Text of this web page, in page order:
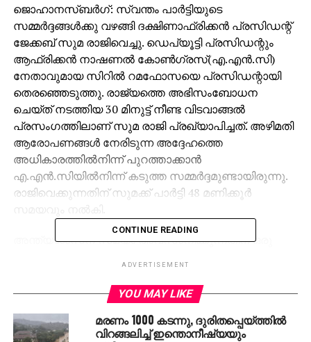
ജൊഹാനസ്ബര്‍ഗ്: സ്വന്തം പാര്‍ട്ടിയുടെ
സമ്മര്‍ദ്ദങ്ങള്‍ക്കു വഴങ്ങി ദക്ഷിണാഫ്രിക്കന്‍ പ്രസിഡന്റ്
ജേക്കബ് സുമ രാജിവെച്ചു. ഡെപ്യൂട്ടി പ്രസിഡന്റും
ആഫ്രിക്കന്‍ നാഷണല്‍ കോണ്‍ഗ്രസ്(എ.എന്‍.സി)
നേതാവുമായ സിറില്‍ റമഫോസയെ പ്രസിഡന്റായി
തെരഞ്ഞെടുത്തു. രാജ്യത്തെ അഭിസംബോധന
ചെയ്ത് നടത്തിയ 30 മിനുട്ട് നീണ്ട വിടവാങ്ങല്‍
പ്രസംഗത്തിലാണ് സുമ രാജി പ്രഖ്യാപിച്ചത്. അഴിമതി
ആരോപണങ്ങള്‍ നേരിടുന്ന അദ്ദേഹത്തെ
അധികാരത്തില്‍നിന്ന് പുറത്താക്കാന്‍
എ.എന്‍.സിയില്‍നിന്ന് കടുത്ത സമ്മര്‍ദ്ദമുണ്ടായിരുന്നു.
രാജിവെക്കുന്നതിന് സുമക്ക് പാര്‍ട്ടി 48 മണിക്കൂര്‍
അന്ത്യശാസന സമയം അവസാനിക്കുന്നതിന് ഒരു
തീരുമാനത്തോട് യോജിക്കുന്നില്ലെന്നും തന്റെ പേരില്‍
എ.എന്‍.സി പിളരാതിരിക്കാനാണ്
അധികാരമൊഴിയുന്നെന്നും അദ്ദേഹം വ്യക്തമാക്കി.
CONTINUE READING
ADVERTISEMENT
YOU MAY LIKE
മരണം 1000 കടന്നു, ദുരിതപ്പെയ്ത്തിൽ
വിറങ്ങലിച്ച് ഇന്തൊനീഷ്യയും